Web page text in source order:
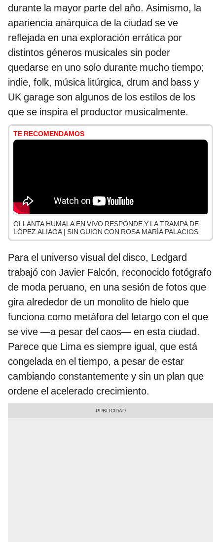
durante la mayor parte del año. Asimismo, la
apariencia anárquica de la ciudad se ve
reflejada en una exploración errática por
distintos géneros musicales sin poder
quedarse en uno solo durante mucho tiempo;
indie, folk, música litúrgica, drum and bass y
UK garage son algunos de los estilos de los
que se inspira el productor musicalmente.
TE RECOMENDAMOS
OLLANTA HUMALA EN VIVO RESPONDE Y LA TRAMPA DE
LÓPEZ ALIAGA | SIN GUION CON ROSA MARÍA PALACIOS
Para el universo visual del disco, Ledgard
trabajó con Javier Falcón, reconocido fotógrafo
de moda peruano, en una sesión de fotos que
gira alrededor de un monolito de hielo que
funciona como metáfora del letargo con el que
se vive —a pesar del caos— en esta ciudad.
Parece que Lima es siempre igual, que está
congelada en el tiempo, a pesar de estar
cambiando constantemente y sin un plan que
ordene el acelerado crecimiento.